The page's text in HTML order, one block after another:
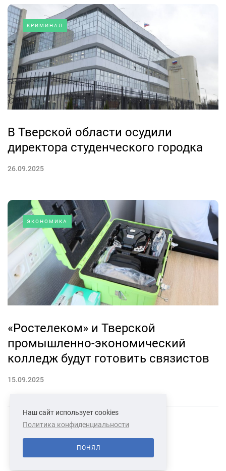
КРИМИНАЛ
В Тверской области осудили
директора студенческого городка
26.09.2025
ЭКОНОМИКА
«Ростелеком» и Тверской
промышленно-экономический
колледж будут готовить связистов
15.09.2025
СВЯЗАТЬСЯ С НАМИ О НАС
Наш сайт использует cookies
Политика конфиденциальности
ПОНЯЛ